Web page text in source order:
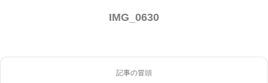
IMG_0630
記事の冒頭